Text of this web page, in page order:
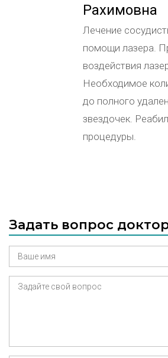
Рахимовна
Лечение
помощи лазера.
воздействия
Необходимое
до полного
звездочек.
процедуры.
Задать вопрос